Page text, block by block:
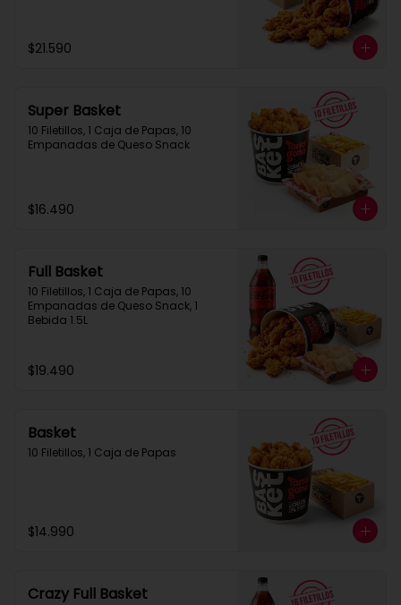
$21.590
Super Basket
10 Filetillos, 1 Caja de Papas, 10
Empanadas de Queso Snack
$16.490
Full Basket
10 Filetillos, 1 Caja de Papas, 10
Empanadas de Queso Snack, 1
Bebida 1.5L
$19.490
Basket
10 Filetillos, 1 Caja de Papas
$14.990
Crazy Full Basket